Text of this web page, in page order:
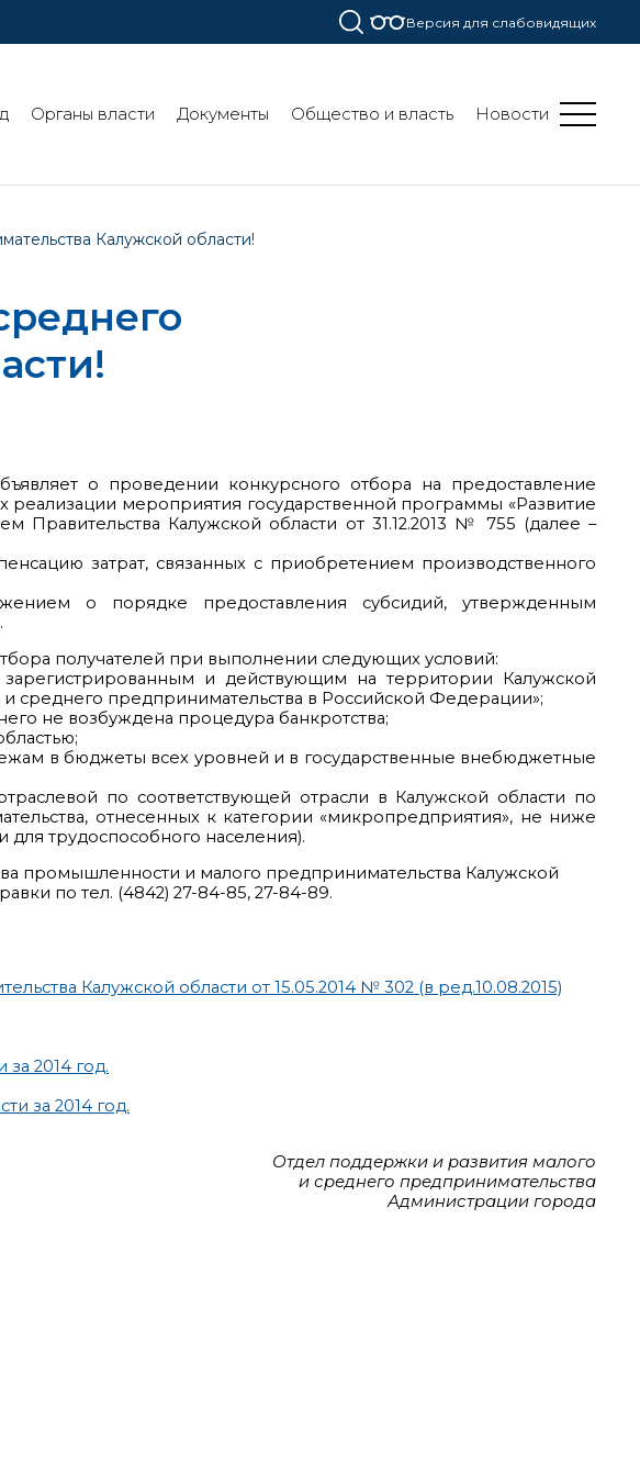
Версия для слабовидящих
Органы власти Документы Общество и власть Новости
Калужской области!
о проведении конкурсного отбора на предоставление
реализации мероприятия государственной программы «Развитие
Правительства Калужской области от 31.12.2013 № 755 (далее –
затрат, связанных с приобретением производственного
о порядке предоставления субсидий, утвержденным
получателей при выполнении следующих условий:
и действующим на территории Калужской
среднего предпринимательства в Российской Федерации»;
не возбуждена процедура банкротства;
в бюджеты всех уровней и в государственные внебюджетные
по соответствующей отрасли в Калужской области по
отнесенных к категории «микропредприятия», не ниже
трудоспособного населения).
промышленности и малого предпринимательства Калужской
по тел. (4842) 27-84-85, 27-84-89.
Калужской области от 15.05.2014 № 302 (в ред.10.08.2015)
2014 год.
за 2014 год.
Отдел поддержки и развития малого
и среднего предпринимательства
Администрации города